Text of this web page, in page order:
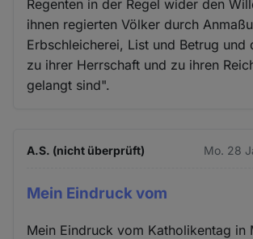
Regenten in der Regel wider den
ihnen regierten Völker durch
Erbschleicherei, List und Betrug und
zu ihrer Herrschaft und zu ihren
gelangt sind".
A.S. (nicht überprüft) Mo. 28
Mein Eindruck vom
Mein Eindruck vom Katholikentag in